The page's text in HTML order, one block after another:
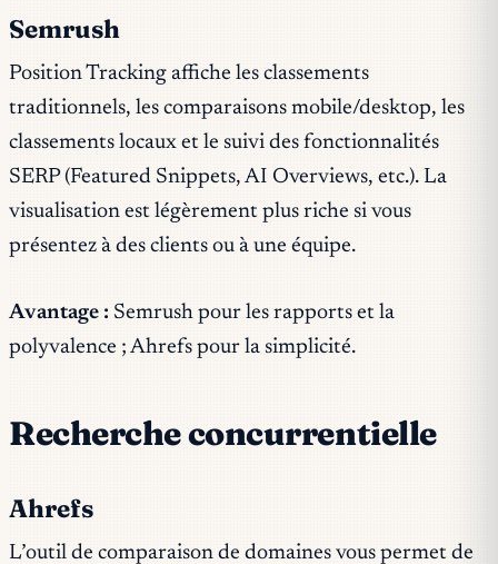
Semrush
Position Tracking affiche les classements
traditionnels, les comparaisons mobile/desktop, les
classements locaux et le suivi des fonctionnalités
SERP (Featured Snippets, AI Overviews, etc.). La
visualisation est légèrement plus riche si vous
présentez à des clients ou à une équipe.
Avantage : Semrush pour les rapports et la
polyvalence ; Ahrefs pour la simplicité.
Recherche concurrentielle
Ahrefs
L’outil de comparaison de domaines vous permet de